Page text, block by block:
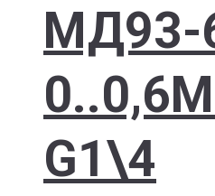
МД93-
G1\4